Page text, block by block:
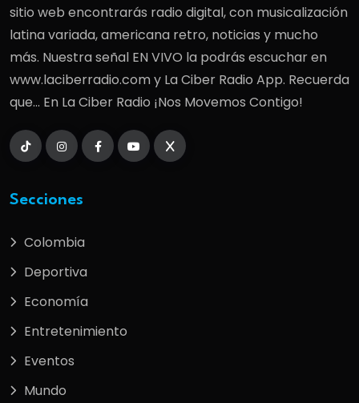
sitio web encontrarás radio digital, con musicalización
latina variada, americana retro, noticias y mucho
más. Nuestra señal EN VIVO la podrás escuchar en
www.laciberradio.com y La Ciber Radio App. Recuerda
que... En La Ciber Radio ¡Nos Movemos Contigo!
Secciones
Colombia
Deportiva
Economía
Entretenimiento
Eventos
Mundo